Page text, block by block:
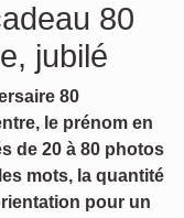
80
jubilé
80
le prénom en
de 20 à 80 photos
mots, la quantité
pour un